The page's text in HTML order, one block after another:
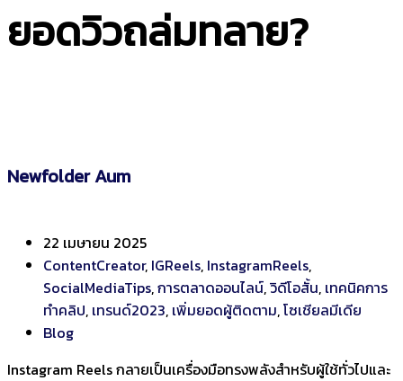
ยอดวิวถล่มทลาย?
Newfolder Aum
22 เมษายน 2025
ContentCreator, IGReels, InstagramReels,
SocialMediaTips,การตลาดออนไลน์,วิดีโอสั้น, เทคนิคการ
ทำคลิป, เทรนด์2023, เพิ่มยอดผู้ติดตาม,โซเชียลมีเดีย
Blog
Instagram Reels กลายเป็นเครื่องมือทรงพลังสำหรับผู้ใช้ทั่วไปและ